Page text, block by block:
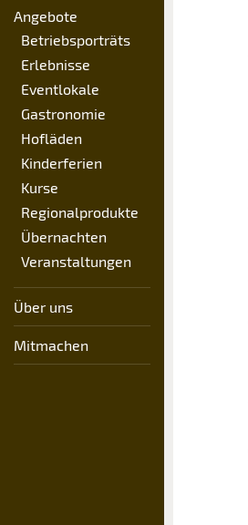
Angebote
Betriebsporträts
Erlebnisse
Eventlokale
Gastronomie
Hofläden
Kinderferien
Kurse
Regionalprodukte
Übernachten
Veranstaltungen
Über uns
Mitmachen